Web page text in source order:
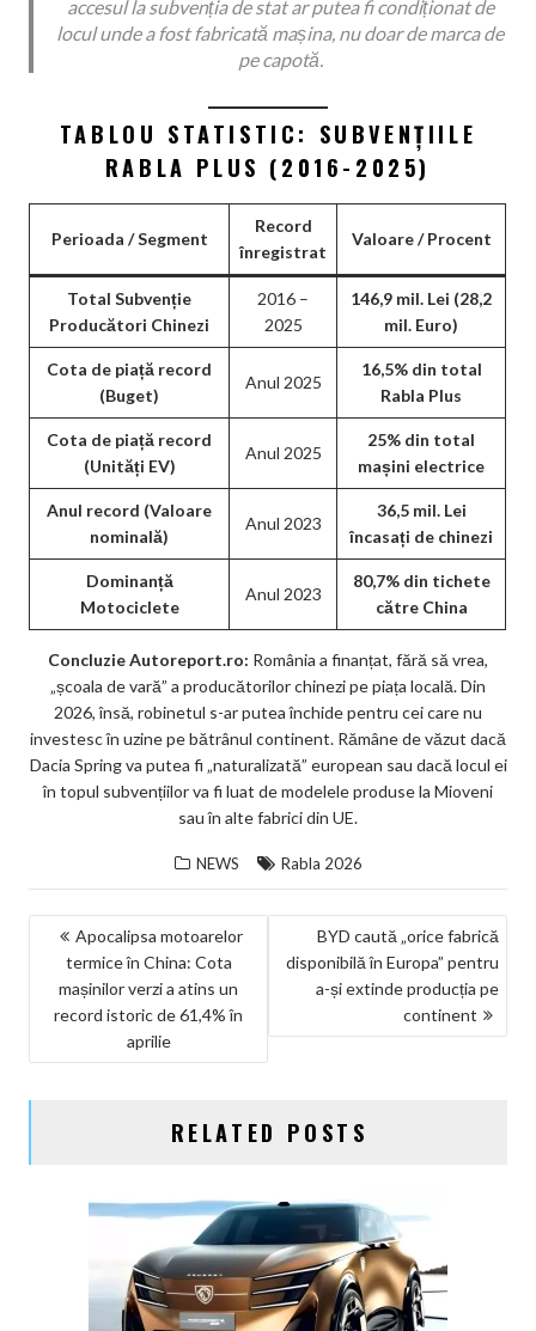
accesul la subvenția de stat ar putea fi condiționat de
locul unde a fost fabricată mașina, nu doar de marca de
pe capotă.
TABLOU STATISTIC: SUBVENȚIILE
RABLA PLUS (2016-2025)
Perioada / Segment
Record
înregistrat
Valoare / Procent
Total Subvenție
Producători Chinezi
2016 –
2025
146,9 mil. Lei (28,2
mil. Euro)
Cota de piață record
(Buget)
Anul 2025
16,5% din total
Rabla Plus
Cota de piață record
(Unități EV)
Anul 2025
25% din total
mașini electrice
Anul record (Valoare
nominală)
Anul 2023
36,5 mil. Lei
încasați de chinezi
Dominanță
Motociclete
Anul 2023
80,7% din tichete
către China
Concluzie Autoreport.ro: România a finanțat, fără să vrea,
„școala de vară” a producătorilor chinezi pe piața locală. Din
2026, însă, robinetul s-ar putea închide pentru cei care nu
investesc în uzine pe bătrânul continent. Rămâne de văzut dacă
Dacia Spring va putea fi „naturalizată” european sau dacă locul ei
în topul subvențiilor va fi luat de modelele produse la Mioveni
sau în alte fabrici din UE.
NEWS Rabla 2026
NAVIGARE
ARTICOLE
Apocalipsa motoarelor
termice în China: Cota
mașinilor verzi a atins un
record istoric de 61,4% în
aprilie
BYD caută „orice fabrică
disponibilă în Europa” pentru
a-și extinde producția pe
continent
RELATED POSTS